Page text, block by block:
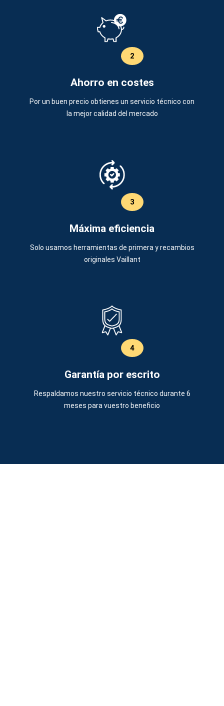
2
Ahorro en costes
Por un buen precio obtienes un servicio técnico con
la mejor calidad del mercado
3
Máxima eficiencia
Solo usamos herramientas de primera y recambios
originales Vaillant
4
Garantía por escrito
Respaldamos nuestro servicio técnico durante 6
meses para vuestro beneficio